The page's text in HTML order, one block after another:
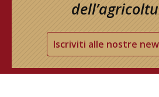
Iscriviti alle nostre